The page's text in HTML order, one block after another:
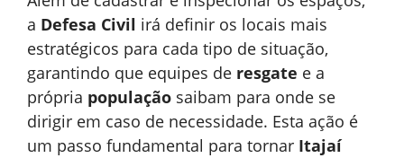
a Defesa Civil irá definir os locais mais
estratégicos para cada tipo de situação,
garantindo que equipes de resgate e a
própria população saibam para onde se
dirigir em caso de necessidade. Esta ação é
um passo fundamental para tornar Itajaí